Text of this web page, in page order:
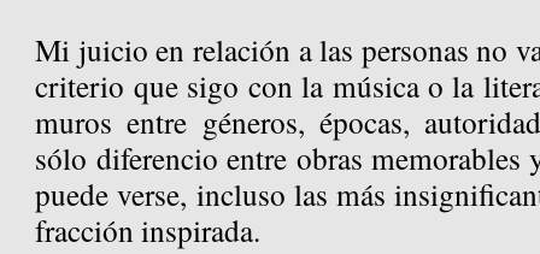
Mi juicio en relación a las personas no
criterio que sigo con la música o la
muros entre géneros, épocas,
sólo diferencio entre obras memorables
puede verse, incluso las más
fracción inspirada.